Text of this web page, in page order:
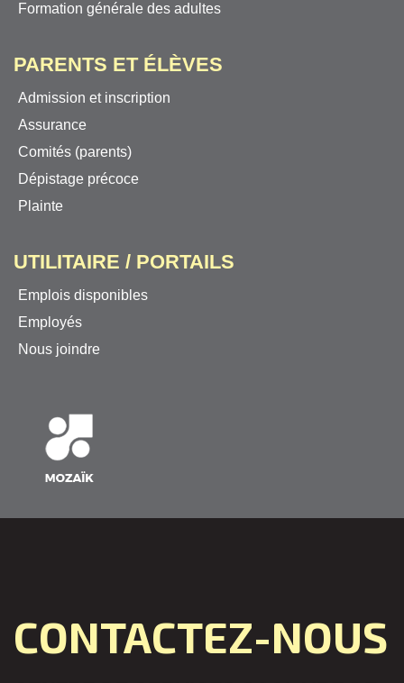
Formation générale des adultes
PARENTS ET ÉLÈVES
Admission et inscription
Assurance
Comités (parents)
Dépistage précoce
Plainte
UTILITAIRE / PORTAILS
Emplois disponibles
Employés
Nous joindre
CONTACTEZ-NOUS